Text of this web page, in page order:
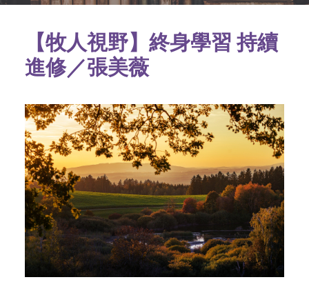
【牧人視野】終身學習 持續
進修／張美薇